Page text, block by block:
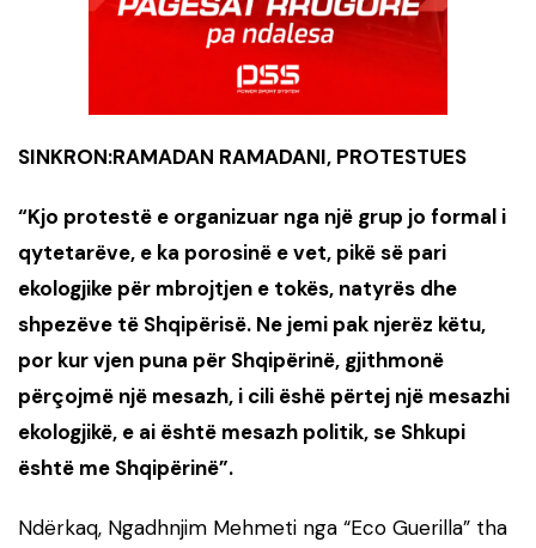
SINKRON:RAMADAN RAMADANI, PROTESTUES
“Kjo protestë e organizuar nga një grup jo formal i
qytetarëve, e ka porosinë e vet, pikë së pari
ekologjike për mbrojtjen e tokës, natyrës dhe
shpezëve të Shqipërisë. Ne jemi pak njerëz këtu,
por kur vjen puna për Shqipërinë, gjithmonë
përçojmë një mesazh, i cili ëshë përtej një mesazhi
ekologjikë, e ai është mesazh politik, se Shkupi
është me Shqipërinë”.
Ndërkaq, Ngadhnjim Mehmeti nga “Eco Guerilla” tha